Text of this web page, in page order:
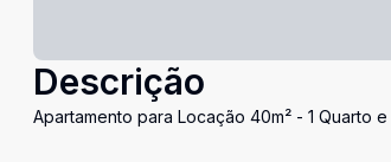
Descrição
Apartamento para Locação 40m² - 1 Quarto